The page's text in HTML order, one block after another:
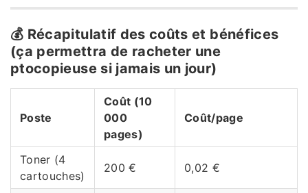
💰 Récapitulatif des coûts et bénéfices
(ça permettra de racheter une
ptocopieuse si jamais un jour)
Poste
Coût (10
000
pages)
Coût/page
Toner (4
cartouches)
200 € 0,02 €